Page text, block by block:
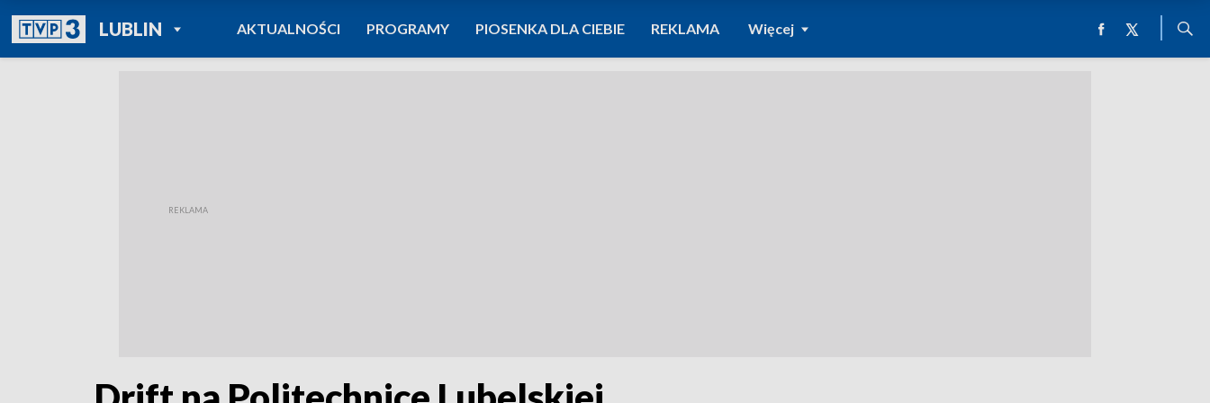
LUBLINPOWRÓT DO
TVP REGIONY
AKTUALNOŚCI PROGRAMY PIOSENKA DLA CIEBIE REKLAMA Więcej